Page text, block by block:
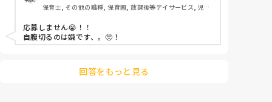
保育士, その他の職種, 保育園, 放課後等デイサービス, 児童
応募しません😭！！
自腹切るのは嫌です、。🥺！
回答をもっと見る